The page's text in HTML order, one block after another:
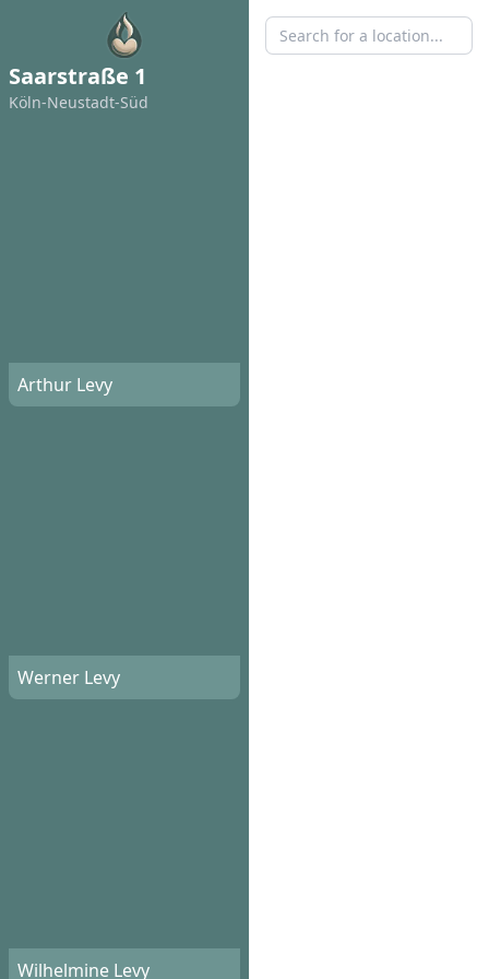
Saarstraße 1
Köln-Neustadt-Süd
Arthur Levy
Werner Levy
Wilhelmine Levy